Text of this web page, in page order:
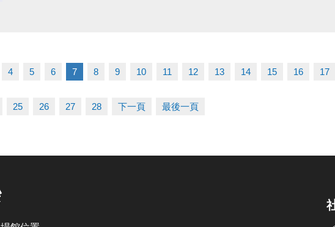
◆開課時間｜14:00－16:00
◆課程費用｜$3,500／期（一期7堂）
◆名額有限｜額滿為止
4 5 6 7 8 9 10 11 12 13 14 15 16 17
25 26 27 28 下一頁 最後一頁